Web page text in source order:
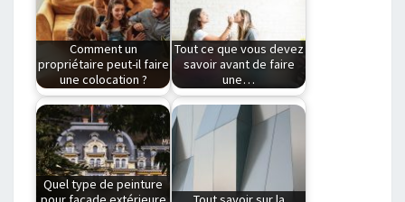
d’un véhicule
d’occasion,…
garde corps ? Afin…
Comment un
propriétaire peut-il faire
une colocation ?
Comment faire une
colocation quand on
est propriétaire ?
Vous…
Tout ce que vous devez
savoir avant de faire
une…
Les points essentiels
à savoir sur la
location en
colocation.…
Quel type de peinture